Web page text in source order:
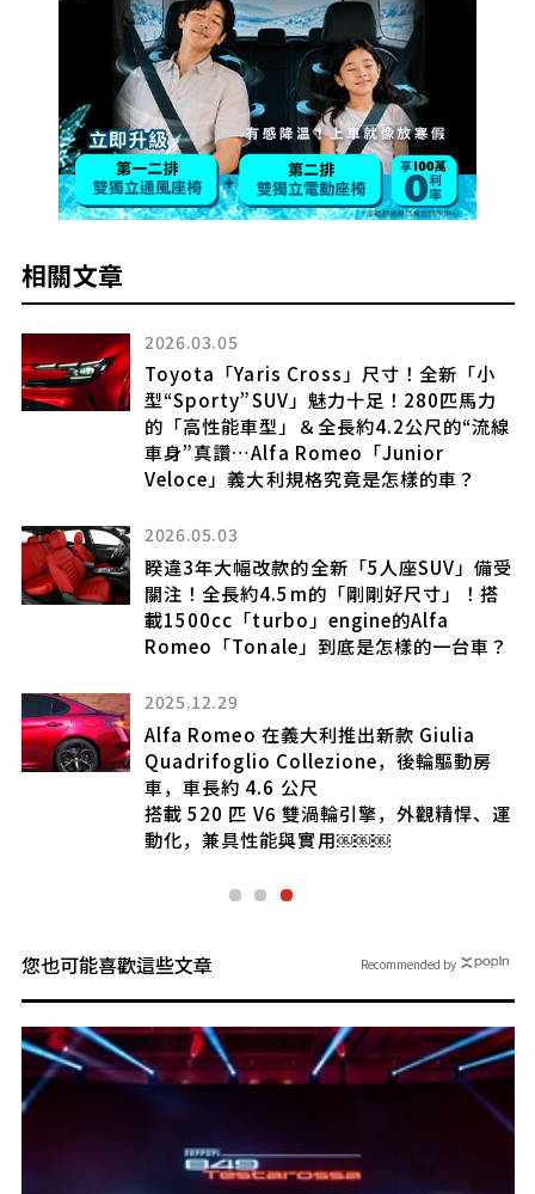
相關文章
2025.09.26
【一手試駕】義式熱血魂
Alfa Romeo Stelvio Intensa
2026.03.17
搭載 1.3 liter engine 卻能輸出「270
寸的全新「compact SUV」即將登場！採
用全長約 4.5m 的車身與創新的「retro
grille」設計！同時具備高性能 4WD 系統
的 Alfa Romeo「Tonale」到底是什麼樣
的車？
2025.12.13
新「FF・4WD小型SUV」發表引爆回響！
搭載強勁「1.2升」引擎！銳利車頭×全長
4.2m級尺寸掀起「想買」呼聲！運動化特
仕的Alfa Romeo「Junior Sport
Speciale」義大利登場
您也可能喜歡這些文章 Recommended by